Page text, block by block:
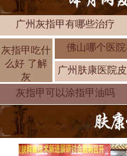
广州灰指甲有哪些治疗
灰指甲吃什
么好 了解
灰
佛山哪个医
广州肤康医院皮
灰指甲可以涂指甲油吗